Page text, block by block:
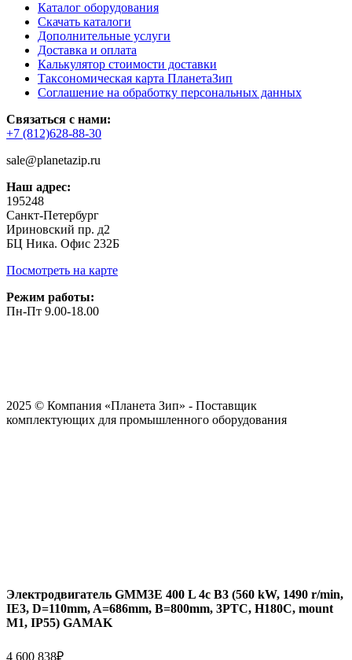
Каталог оборудования
Скачать каталоги
Дополнительные услуги
Доставка и оплата
Калькулятор стоимости доставки
Таксономическая карта ПланетаЗип
Соглашение на обработку персональных данных
Связаться с нами:
+7 (812)628-88-30
sale@planetazip.ru
Наш адрес:
195248
Санкт-Петербург
Ириновский пр. д2
БЦ Ника. Офис 232Б
Посмотреть на карте
Режим работы:
Пн-Пт 9.00-18.00
2025 © Компания «Планета Зип» - Поставщик
комплектующих для промышленного оборудования
Электродвигатель GMM3E 400 L 4c B3 (560 kW, 1490 r/min,
IE3, D=110mm, A=686mm, B=800mm, 3PTC, H180C, mount
M1, IP55) GAMAK
4 600 838₽